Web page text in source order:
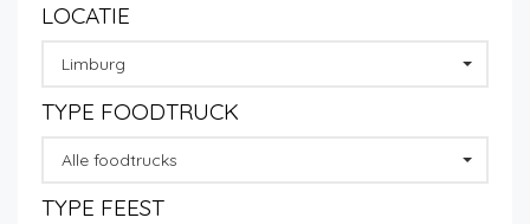
LOCATIE
Limburg
TYPE FOODTRUCK
Alle foodtrucks
TYPE FEEST